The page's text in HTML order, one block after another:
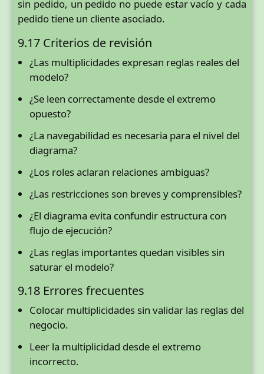
sin pedido, un pedido no puede estar vacío y cada
pedido tiene un cliente asociado.
9.17 Criterios de revisión
¿Las multiplicidades expresan reglas reales del
modelo?
¿Se leen correctamente desde el extremo
opuesto?
¿La navegabilidad es necesaria para el nivel del
diagrama?
¿Los roles aclaran relaciones ambiguas?
¿Las restricciones son breves y comprensibles?
¿El diagrama evita confundir estructura con
flujo de ejecución?
¿Las reglas importantes quedan visibles sin
saturar el modelo?
9.18 Errores frecuentes
Colocar multiplicidades sin validar las reglas del
negocio.
Leer la multiplicidad desde el extremo
incorrecto.